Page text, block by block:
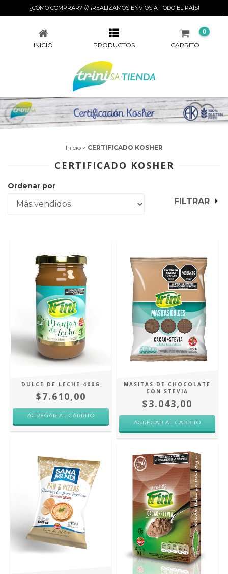
¿CÓMO COMPRAR? /// ¡REALIZAMOS ENVÍOS A TODO EL PAÍS!
CERTIFICADO KOSHER
INICIO PRODUCTOS CARRITO
0
Inicio > CERTIFICADO KOSHER
CERTIFICADO KOSHER
Ordenar por
FILTRAR
DULCE DE LECHE 400G
$7.610,00
AGREGAR AL CARRITO
MASITAS DE CHOCOLATE
CON STEVIA
$3.043,00
AGREGAR AL CARRITO